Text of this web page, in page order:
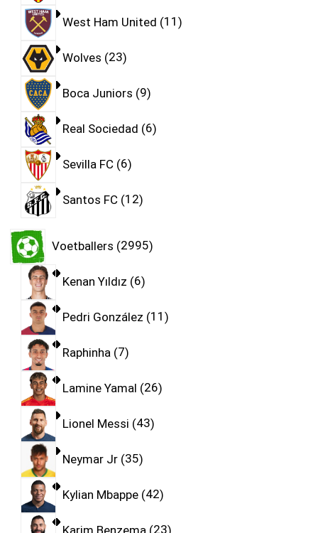
West Ham United 11
Wolves 23
Boca Juniors 9
Real Sociedad 6
Sevilla FC 6
Santos FC 12
Voetballers 2995
Kenan Yıldız 6
Pedri González 11
Raphinha 7
Lamine Yamal 26
Lionel Messi 43
Neymar Jr 35
Kylian Mbappe 42
Karim Benzema 23